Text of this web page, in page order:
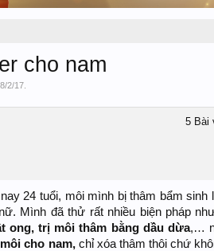
cho nam
2/17
5 Bài
24 tuổi, môi mình bị thâm bẩm
Mình đã thử rất nhiều biện pháp
ong, trị môi thâm bằng dầu dừa,…
cho nam, chỉ xóa thâm thôi chứ